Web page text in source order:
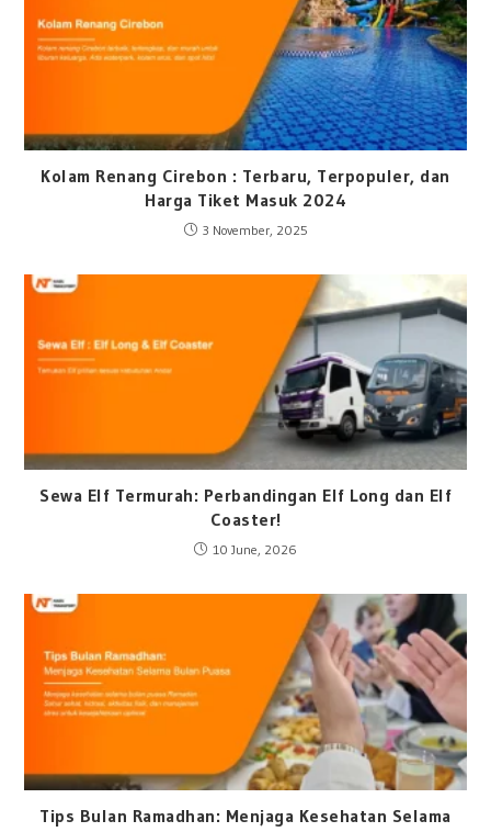
Kolam Renang Cirebon : Terbaru, Terpopuler, dan
Harga Tiket Masuk 2024
3 November, 2025
Sewa Elf Termurah: Perbandingan Elf Long dan Elf
Coaster!
10 June, 2026
Tips Bulan Ramadhan: Menjaga Kesehatan Selama